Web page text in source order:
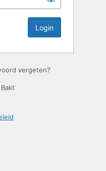
vergeten?